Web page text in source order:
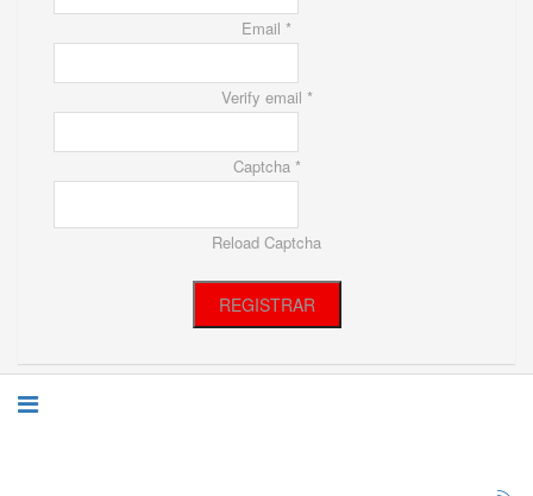
Email *
Verify email *
Captcha *
Reload Captcha
REGISTRAR